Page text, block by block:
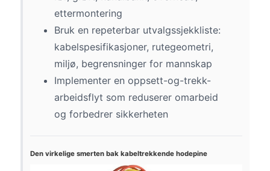
ettermontering
Bruk en repeterbar utvalgssjekkliste:
kabelspesifikasjoner, rutegeometri,
miljø, begrensninger for mannskap
Implementer en oppsett-og-trekk-
arbeidsflyt som reduserer omarbeid
og forbedrer sikkerheten
Den virkelige smerten bak kabeltrekkende hodepine